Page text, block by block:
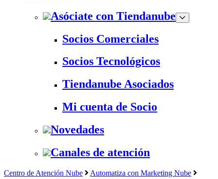
Asóciate con Tiendanube
Socios Comerciales
Socios Tecnológicos
Tiendanube Asociados
Mi cuenta de Socio
Novedades
Canales de atención
Centro de Atención Nube
Automatiza con Marketing Nube